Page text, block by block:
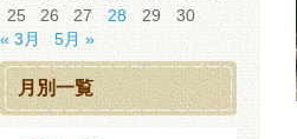
25
26 27 28 29
30
« 3月
5月 »
月別一覧